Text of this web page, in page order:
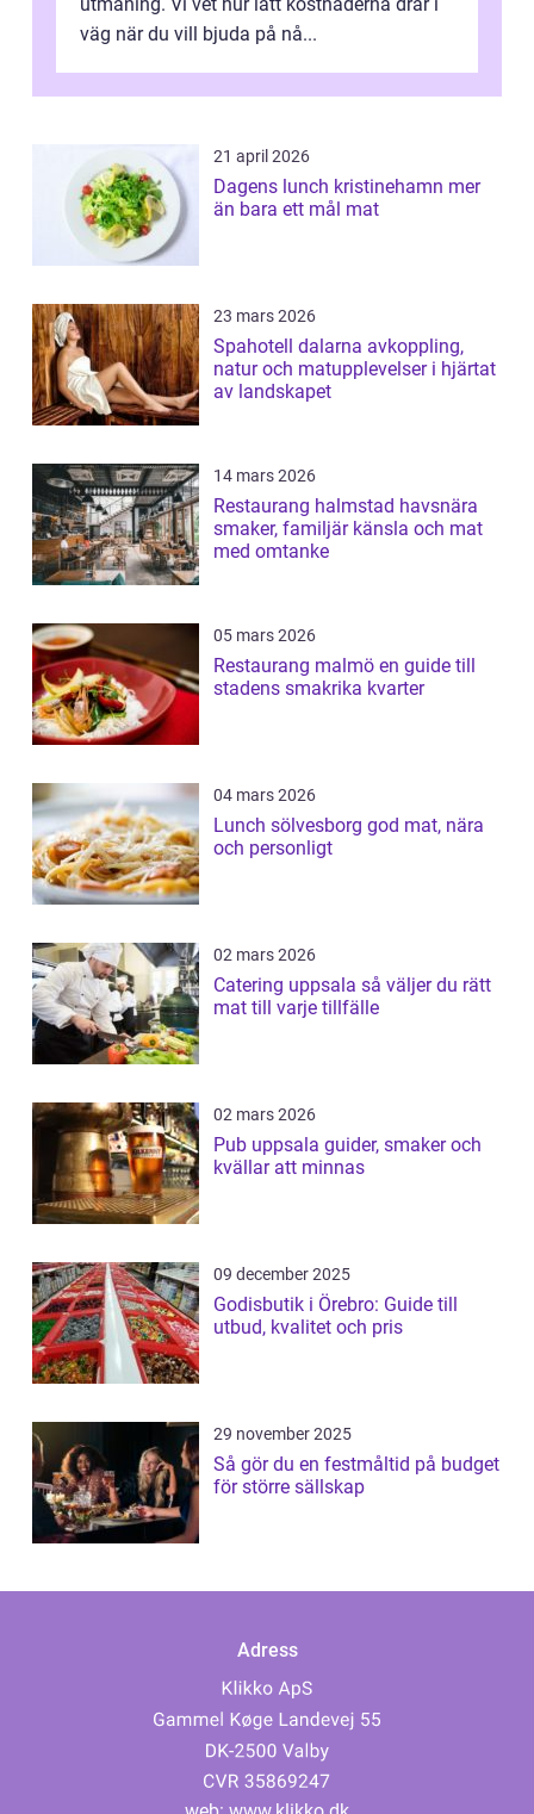
väg när du vill bjuda på nå...
21 april 2026
Dagens lunch kristinehamn mer
än bara ett mål mat
23 mars 2026
Spahotell dalarna avkoppling,
natur och matupplevelser i hjärtat
av landskapet
14 mars 2026
Restaurang halmstad havsnära
smaker, familjär känsla och mat
med omtanke
05 mars 2026
Restaurang malmö en guide till
stadens smakrika kvarter
04 mars 2026
Lunch sölvesborg god mat, nära
och personligt
02 mars 2026
Catering uppsala så väljer du rätt
mat till varje tillfälle
02 mars 2026
Pub uppsala guider, smaker och
kvällar att minnas
09 december 2025
Godisbutik i Örebro: Guide till
utbud, kvalitet och pris
29 november 2025
Så gör du en festmåltid på budget
för större sällskap
Adress